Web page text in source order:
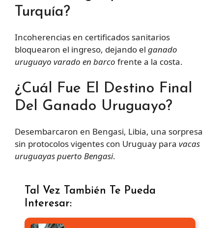
Turquía?
Incoherencias en certificados sanitarios
bloquearon el ingreso, dejando el ganado
uruguayo varado en barco frente a la costa.
¿Cuál Fue El Destino Final
Del Ganado Uruguayo?
Desembarcaron en Bengasi, Libia, una sorpresa
sin protocolos vigentes con Uruguay para vacas
uruguayas puerto Bengasi.
Tal Vez También Te Pueda
Interesar: